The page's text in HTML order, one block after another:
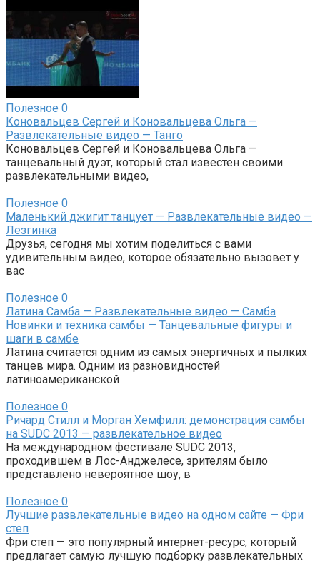
Полезное 0
Коновальцев Сергей и Коновальцева Ольга —
Развлекательные видео — Танго
Коновальцев Сергей и Коновальцева Ольга —
танцевальный дуэт, который стал известен своими
развлекательными видео,
Полезное 0
Маленький джигит танцует — Развлекательные видео —
Лезгинка
Друзья, сегодня мы хотим поделиться с вами
удивительным видео, которое обязательно вызовет у
вас
Полезное 0
Латина Самба — Развлекательные видео — Самба
Новинки и техника самбы — Танцевальные фигуры и
шаги в самбе
Латина считается одним из самых энергичных и пылких
танцев мира. Одним из разновидностей
латиноамериканской
Полезное 0
Ричард Стилл и Морган Хемфилл: демонстрация самбы
на SUDC 2013 — развлекательное видео
На международном фестивале SUDC 2013,
проходившем в Лос-Анджелесе, зрителям было
представлено невероятное шоу, в
Полезное 0
Лучшие развлекательные видео на одном сайте — Фри
степ
Фри степ — это популярный интернет-ресурс, который
предлагает самую лучшую подборку развлекательных